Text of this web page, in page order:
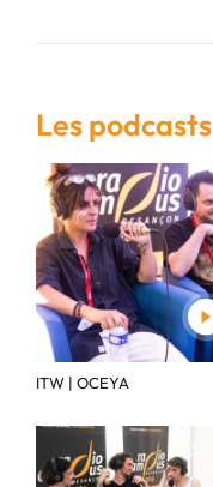
Les podcasts
ITW | OCEYA